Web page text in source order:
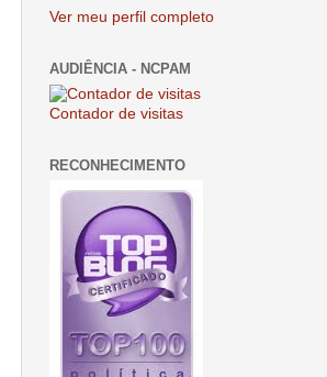
Ver meu perfil completo
AUDIÊNCIA - NCPAM
Contador de visitas
RECONHECIMENTO